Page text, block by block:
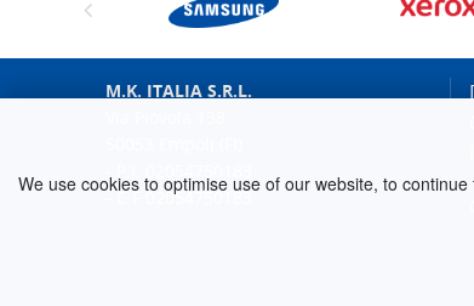
We use cookies to optimise use of our website, to
M.K. ITALIA S.R.L.
- C.F.02054750183